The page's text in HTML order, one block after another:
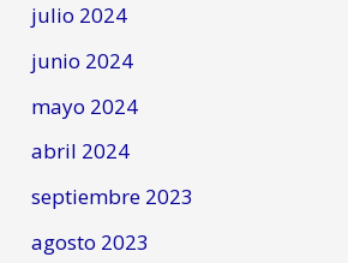
julio 2024
junio 2024
mayo 2024
abril 2024
septiembre 2023
agosto 2023